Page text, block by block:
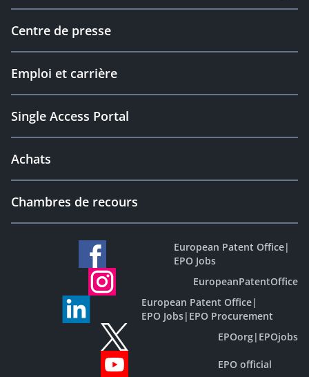
Centre de presse
Emploi et carrière
Single Access Portal
Achats
Chambres de recours
European Patent Office|
EPO Jobs
EuropeanPatentOffice
European Patent Office|
EPO Jobs| EPO Procurement
EPOorg| EPOjobs
EPO official